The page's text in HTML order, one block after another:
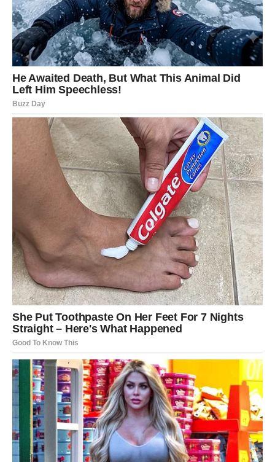
Ako si bio u fazi u kojoj si mislio: “Sve ja moram sam, niko
mi ne pomaže” – sada dolazi dokaz da nisi sam.
Ali… Škorpija mora da nauči daprihvatikad joj se pruži.
Savet
Slušaj intuiciju u prvim danima marta. Ako ti se nešto
učini “sumnjivo” – proveri. Ako ti se nešto učini “tačno” –
reaguj brzo. Škorpija često oseti pre nego što vidi.
JARAC – KARMičKA ISPLATA
ZA SVE ŠTO SI PREĆUTAO I
IZRŽAO
Jarac je znak koji se ne oslanja na sreću. Ti se oslanjaš
na disciplinu. I zato ti je često izgledalo kao da se drugi
lakše provuku, a ti sve moraš teže. Ali početak marta
donosi energiju:
Kako može doći neočekivani novac?
unapređenje ili ponuda koja donosi veću zaradu,
bonus, nagrada, priznanje,